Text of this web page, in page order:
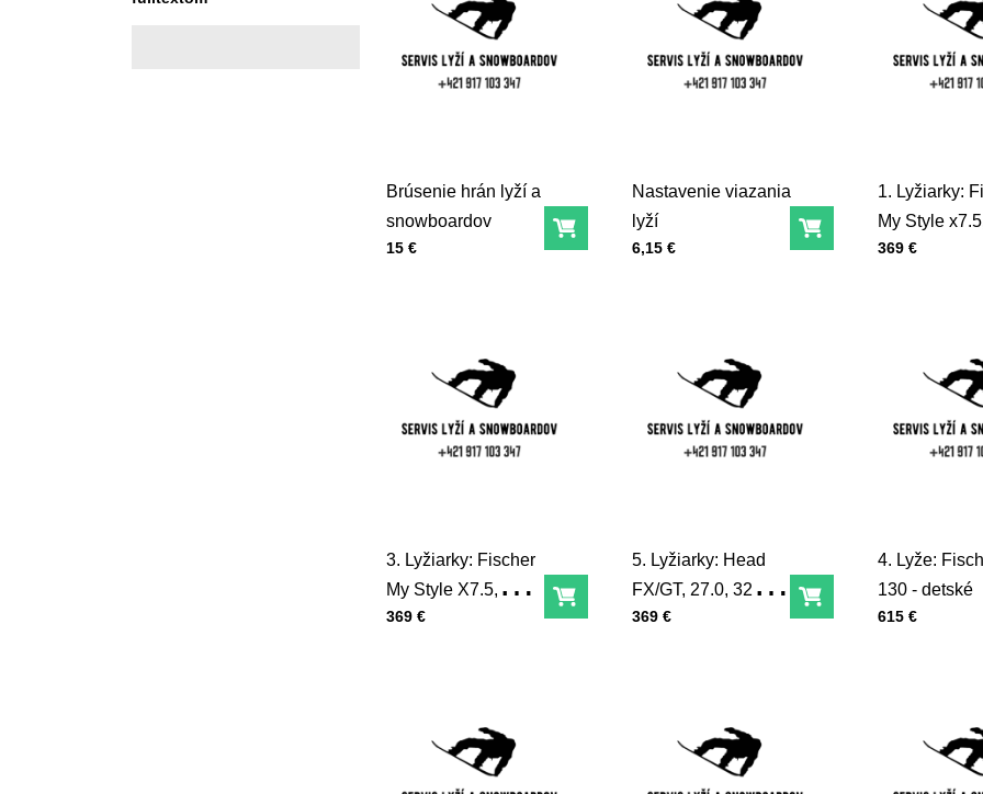
Brúsenie hrán lyží a
snowboardov
Cena s DPH
15 € Do košíka
Nastavenie viazania
lyží
Cena s DPH
6,15 € Do košíka
1. Lyžiarky:
My Style
283mm, 24,5 ,
Cena s DPH
369 €
3. Lyžiarky: Fischer
My Style X7.5,
303mm, 26,5 , K-
Cena s DPH
369 € Do košíka
5. Lyžiarky: Head
FX/GT, 27.0, 321mm,
K-609415
Cena s DPH
369 € Do košíka
4. Lyže:
130 - detské
Cena s DPH
615 €